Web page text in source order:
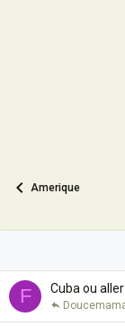
Amerique
F Cuba ou